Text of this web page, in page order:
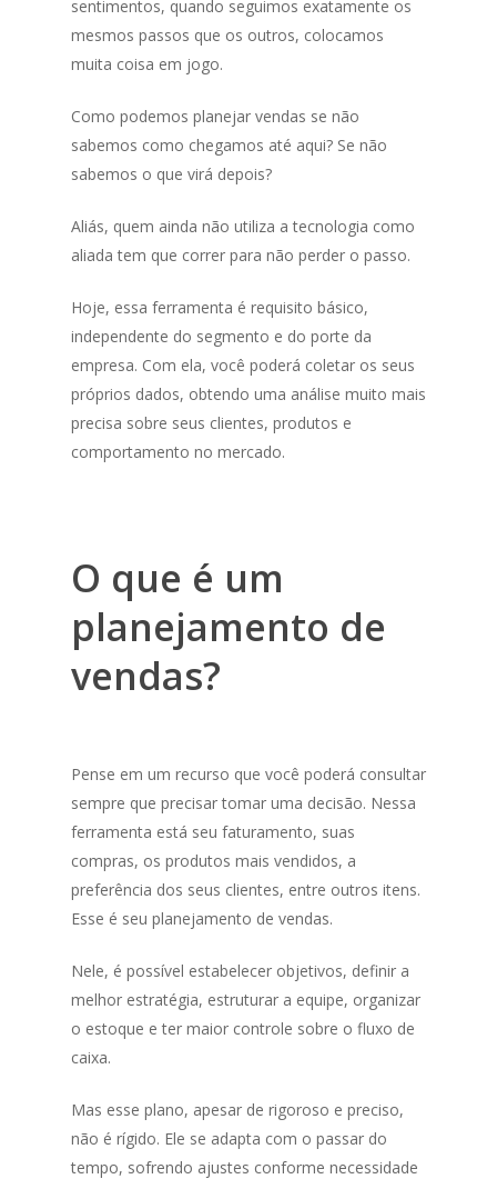
sentimentos, quando seguimos exatamente os
mesmos passos que os outros, colocamos
muita coisa em jogo.
Como podemos planejar vendas se não
sabemos como chegamos até aqui? Se não
sabemos o que virá depois?
Aliás, quem ainda não utiliza a tecnologia como
aliada tem que correr para não perder o passo.
Hoje, essa ferramenta é requisito básico,
independente do segmento e do porte da
empresa. Com ela, você poderá coletar os seus
próprios dados, obtendo uma análise muito mais
precisa sobre seus clientes, produtos e
comportamento no mercado.
O que é um
planejamento de
vendas?
Pense em um recurso que você poderá consultar
sempre que precisar tomar uma decisão. Nessa
ferramenta está seu faturamento, suas
compras, os produtos mais vendidos, a
preferência dos seus clientes, entre outros itens.
Esse é seu planejamento de vendas.
Nele, é possível estabelecer objetivos, definir a
melhor estratégia, estruturar a equipe, organizar
o estoque e ter maior controle sobre o fluxo de
caixa.
Mas esse plano, apesar de rigoroso e preciso,
não é rígido. Ele se adapta com o passar do
tempo, sofrendo ajustes conforme necessidade